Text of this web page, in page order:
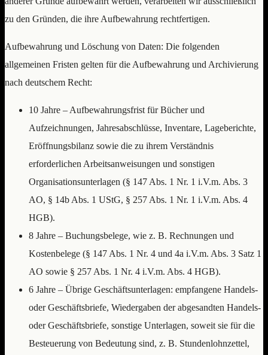
zu den Gründen, die ihre Aufbewahrung rechtfertigen.
Aufbewahrung und Löschung von Daten: Die folgenden
allgemeinen Fristen gelten für die Aufbewahrung und Archivierung
nach deutschem Recht:
10 Jahre – Aufbewahrungsfrist für Bücher und
Aufzeichnungen, Jahresabschlüsse, Inventare, Lageberichte,
Eröffnungsbilanz sowie die zu ihrem Verständnis
erforderlichen Arbeitsanweisungen und sonstigen
Organisationsunterlagen (§ 147 Abs. 1 Nr. 1 i.V.m. Abs. 3
AO, § 14b Abs. 1 UStG, § 257 Abs. 1 Nr. 1 i.V.m. Abs. 4
HGB).
8 Jahre – Buchungsbelege, wie z. B. Rechnungen und
Kostenbelege (§ 147 Abs. 1 Nr. 4 und 4a i.V.m. Abs. 3 Satz 1
AO sowie § 257 Abs. 1 Nr. 4 i.V.m. Abs. 4 HGB).
6 Jahre – Übrige Geschäftsunterlagen: empfangene Handels-
oder Geschäftsbriefe, Wiedergaben der abgesandten Handels-
oder Geschäftsbriefe, sonstige Unterlagen, soweit sie für die
Besteuerung von Bedeutung sind, z. B. Stundenlohnzettel,